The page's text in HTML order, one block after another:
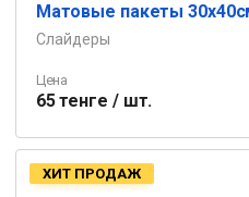
Матовые пакеты
Слайдеры
Цена
65 тенге / шт.
ХИТ ПРОДАЖ